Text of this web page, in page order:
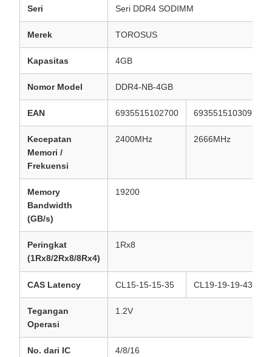
Seri Seri DDR4 SODIMM
Merek TOROSUS
Kapasitas 4GB
Nomor Model DDR4-NB-4GB
EAN 6935515102700 6935515103097
Kecepatan
Memori /
Frekuensi
2400MHz 2666MHz
Memory
Bandwidth
(GB/s)
19200
Peringkat
(1Rx8/2Rx8/8Rx4)
1Rx8
CAS Latency CL15-15-15-35 CL19-19-19-43
Tegangan
Operasi
1.2V
No. dari IC
4/8/16